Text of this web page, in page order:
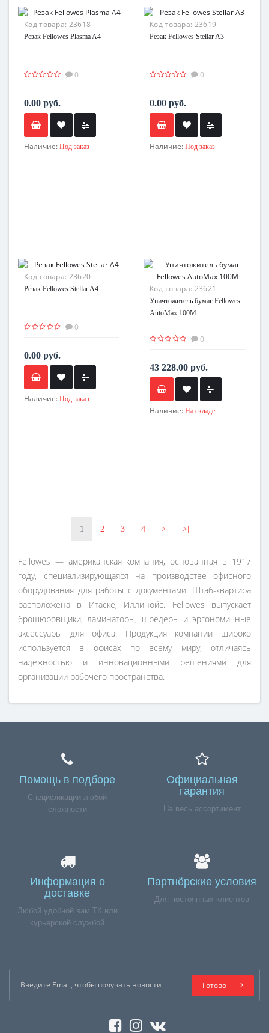
Код товара: 23618
Резак Fellowes Plasma A4
0
0.00 руб.
Наличие: Под заказ
Код товара: 23619
Резак Fellowes Stellar A3
0
0.00 руб.
Наличие: Под заказ
Код товара: 23620
Резак Fellowes Stellar A4
0
0.00 руб.
Наличие: Под заказ
Код товара: 23621
Уничтожитель бумаг Fellowes
AutoMax 100M
0
43 228.00 руб.
Наличие: На складе
1 2 3 4 > >|
Fellowes — американская компания, основанная в 1917
году, специализирующаяся на производстве офисного
оборудования для работы с документами. Штаб-квартира
расположена в Итаске, Иллинойс. Fellowes выпускает
брошюровщики, ламинаторы, шредеры и эргономичные
аксессуары для офиса. Продукция компании широко
используется в офисах по всему миру, отличаясь
надежностью и инновационными решениями для
организации рабочего пространства.
Помощь в подборе
Спецификации любой
сложности
Официальная
гарантия
На весь ассортимент
Информация о
доставке
Любой удобной вам ТК или
курьерской службой
Партнёрские условия
Для постоянных клиентов
Готово